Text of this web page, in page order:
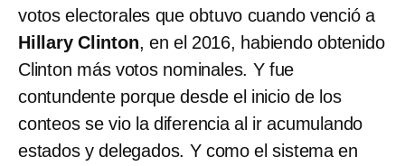
votos electorales que obtuvo cuando venció a
Hillary Clinton, en el 2016, habiendo obtenido
Clinton más votos nominales. Y fue
contundente porque desde el inicio de los
conteos se vio la diferencia al ir acumulando
estados y delegados. Y como el sistema en